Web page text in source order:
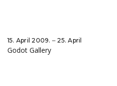
15. April 2009. ‒ 25. April
Godot Gallery